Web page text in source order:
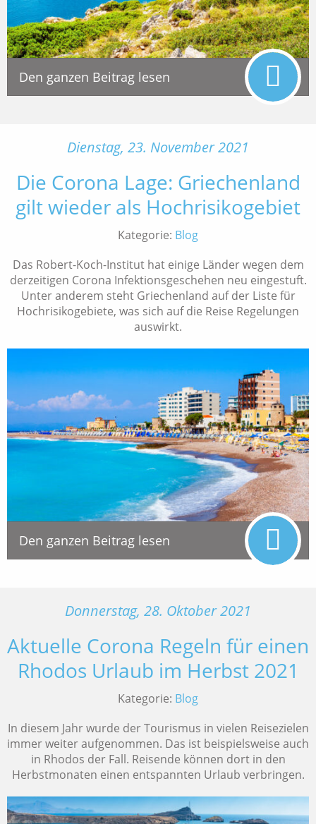
Den ganzen Beitrag lesen
Dienstag, 23. November 2021
Die Corona Lage: Griechenland
gilt wieder als Hochrisikogebiet
Kategorie: Blog
Das Robert-Koch-Institut hat einige Länder wegen dem
derzeitigen Corona Infektionsgeschehen neu eingestuft.
Unter anderem steht Griechenland auf der Liste für
Hochrisikogebiete, was sich auf die Reise Regelungen
auswirkt.
Den ganzen Beitrag lesen
Donnerstag, 28. Oktober 2021
Aktuelle Corona Regeln für einen
Rhodos Urlaub im Herbst 2021
Kategorie: Blog
In diesem Jahr wurde der Tourismus in vielen Reisezielen
immer weiter aufgenommen. Das ist beispielsweise auch
in Rhodos der Fall. Reisende können dort in den
Herbstmonaten einen entspannten Urlaub verbringen.